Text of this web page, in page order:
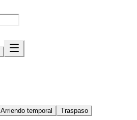
Arriendo temporal Traspaso